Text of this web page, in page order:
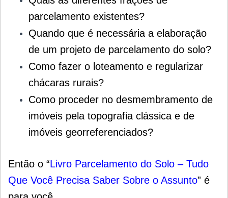
parcelamento existentes?
Quando que é necessária a elaboração
de um projeto de parcelamento do solo?
Como fazer o loteamento e regularizar
chácaras rurais?
Como proceder no desmembramento de
imóveis pela topografia clássica e de
imóveis georreferenciados?
Então o “Livro Parcelamento do Solo – Tudo
Que Você Precisa Saber Sobre o Assunto” é